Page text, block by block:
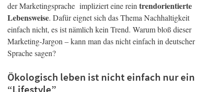
der Marketingsprache impliziert eine rein trendorientierte
Lebensweise. Dafür eignet sich das Thema Nachhaltigkeit
einfach nicht, es ist nämlich kein Trend. Warum bloß dieser
Marketing-Jargon – kann man das nicht einfach in deutscher
Sprache sagen?
Ökologisch leben ist nicht einfach nur ein